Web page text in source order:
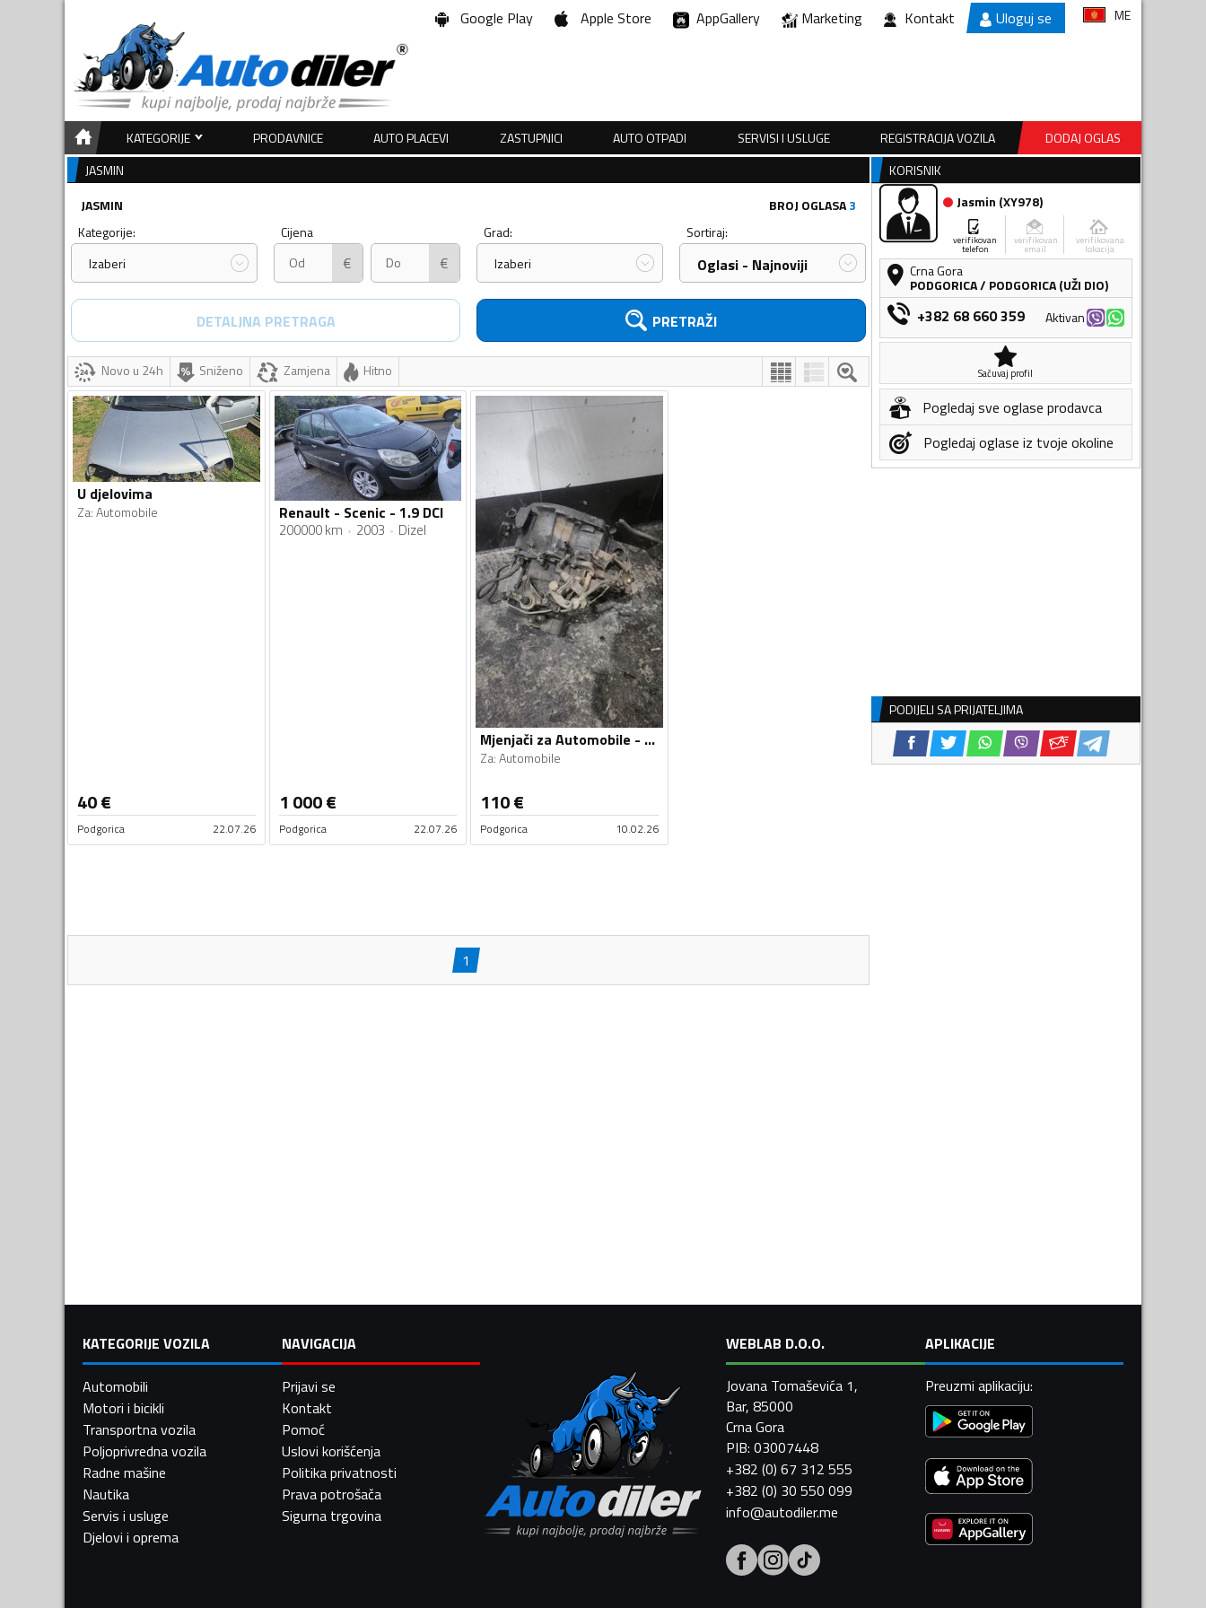
Google Play Apple Store AppGallery Marketing Kontakt Uloguj se ME
KATEGORIJE PRODAVNICE AUTO PLACEVI ZASTUPNICI AUTO OTPADI SERVISI I USLUGE REGISTRACIJA VOZILA
DODAJ OGLAS
JASMIN
JASMIN
BROJ OGLASA3
Kategorije:
Izaberi
Cijena
€ €
Grad:
Izaberi
Sortiraj:
Oglasi - Najnoviji
DETALJNA PRETRAGA PRETRAŽI
Novo u 24h Sniženo Zamjena Hitno
U djelovima
Za:Automobile
40€
Podgorica 22.07.26
Renault - Scenic - 1.9 DCI
200000 km 2003 Dizel
1 000€
Podgorica 22.07.26
Mjenjači za Automobile - Automobile - Univerzalno
Za:Automobile
110€
Podgorica 10.02.26
1
KORISNIK
Jasmin (XY978)
verifikovan
telefon
verifikovan
email
verifikovana
lokacija
Crna Gora
PODGORICA/ PODGORICA (UŽI DIO)
+382 68 660 359 Aktivan
Sačuvaj profil
Pogledaj sve oglase prodavca
Pogledaj oglase iz tvoje okoline
PODIJELI SA PRIJATELJIMA
KATEGORIJE VOZILA
Automobili
Motori i bicikli
Transportna vozila
Poljoprivredna vozila
Radne mašine
Nautika
Servis i usluge
Djelovi i oprema
NAVIGACIJA
Prijavi se
Kontakt
Pomoć
Uslovi korišćenja
Politika privatnosti
Prava potrošača
Sigurna trgovina
WEBLAB D.O.O.
Jovana Tomaševića 1,
Bar, 85000
Crna Gora
PIB: 03007448
+382 (0) 67 312 555
+382 (0) 30 550 099
info@autodiler.me
APLIKACIJE
Preuzmi aplikaciju: